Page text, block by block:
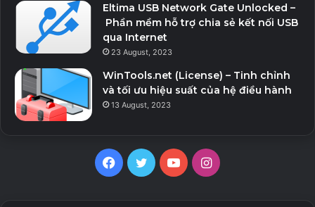
Eltima USB Network Gate Unlocked –
Phần mềm hỗ trợ chia sẻ kết nối USB
qua Internet
23 August, 2023
WinTools.net (License) – Tinh chỉnh
và tối ưu hiệu suất của hệ điều hành
13 August, 2023
Facebook
TwitterYouTubeInstagram